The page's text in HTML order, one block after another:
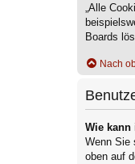
„Alle
Boards
Nach
Wie
Wenn Sie
oben auf